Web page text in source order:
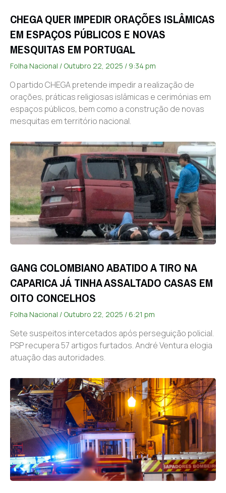
CHEGA QUER IMPEDIR ORAÇÕES ISLÂMICAS
EM ESPAÇOS PÚBLICOS E NOVAS
MESQUITAS EM PORTUGAL
Folha Nacional Outubro 22, 2025 9:34 pm
O partido CHEGA pretende impedir a realização de
orações, práticas religiosas islâmicas e cerimónias em
espaços públicos, bem como a construção de novas
mesquitas em território nacional.
GANG COLOMBIANO ABATIDO A TIRO NA
CAPARICA JÁ TINHA ASSALTADO CASAS EM
OITO CONCELHOS
Folha Nacional Outubro 22, 2025 6:21 pm
Sete suspeitos intercetados após perseguição policial.
PSP recupera 57 artigos furtados. André Ventura elogia
atuação das autoridades.